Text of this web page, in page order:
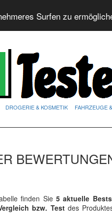
Surfen zu
DROGERIE & KOSMETIK FAHRZEUGE
finden Sie5 aktuelle
bzw. Testdes